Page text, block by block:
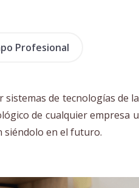
Profesional
de tecnologías de la
de cualquier empresa u
siéndolo en el futuro.